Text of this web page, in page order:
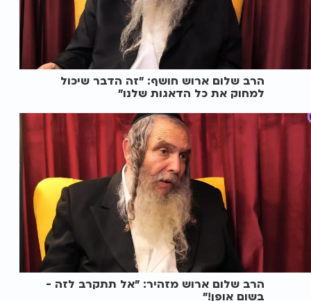
הרב שלום ארוש חושף: "זה הדבר שיכול
למחוק את כל הדאגות שלנו"
הרב שלום ארוש מזהיר: "אל תתקרב לזה -
בשום אופן!"